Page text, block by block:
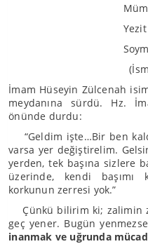
Mümin çeker
Yezit bizim
Soymuş su
İmam Hüseyin Zülcenah
meydanına sürdü. Hz.
önünde durdu:
“Geldim işte…Bir ben
varsa yer değiştirelim.
yerden, tek başına sizlere
üzerinde, kendi başımı
korkunun zerresi yok.”
Çünkü bilirim ki; zalimin
geç yener. Bugün
inanmak ve uğrunda